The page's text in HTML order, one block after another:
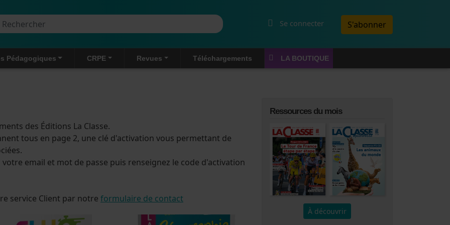
Menu du compte de l'utilisateur
Se connecter S'abonner
Pédagogiques CRPE Revues Téléchargements LA BOUTIQUE
des Éditions La Classe.
tous en page 2, une clé d'activation vous permettant de
votre email et mot de passe puis renseignez le code d'activation
service Client par notre formulaire de contact
Ressources du mois
À découvrir